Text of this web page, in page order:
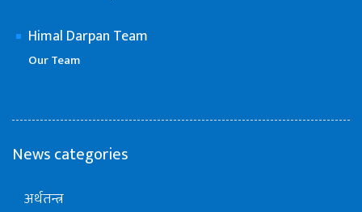
Himal Darpan Team
Our Team
News categories
अर्थतन्त्र